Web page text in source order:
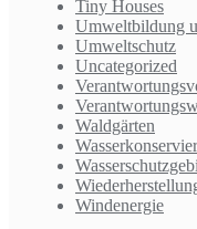
Tiny Houses
Umweltbildung
Umweltschutz
Uncategorized
Waldgärten
Windenergie